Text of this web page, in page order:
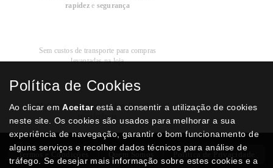
rapideze segurança
Sem custos de transporte para compras
levantadas na loja
Modos dePagamento
Multibanco, cartão de crédito, Paypal ou
transferência
Termos e Condições Politica de Privacidade
Política de Cookies
Ao clicar emAceitarestá a consentir a utilização de cookies
neste site. Os cookies são usados para melhorar a sua
experiência de navegação, garantir o bom funcionamento de
alguns serviços e recolher dados técnicos para análise de
tráfego. Se desejar mais informação sobre estes cookies e a